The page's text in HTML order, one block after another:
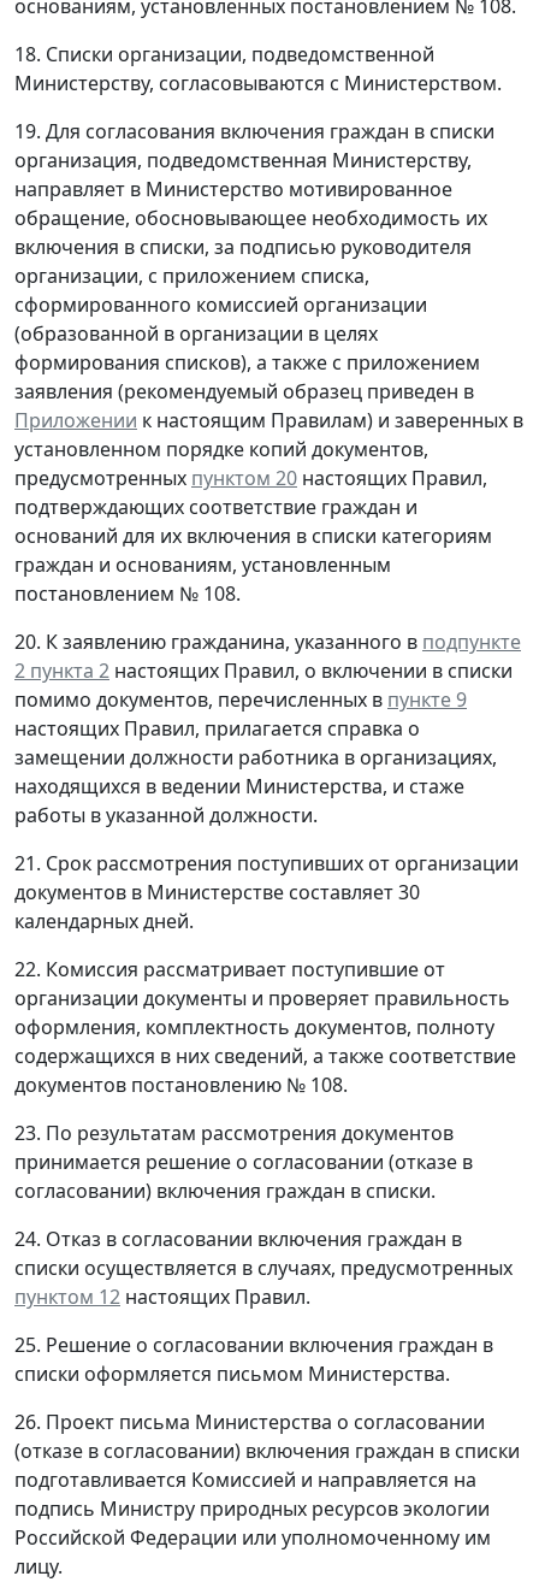
основаниям, установленных постановлением № 108.
18. Списки организации, подведомственной
Министерству, согласовываются с Министерством.
19. Для согласования включения граждан в списки
организация, подведомственная Министерству,
направляет в Министерство мотивированное
обращение, обосновывающее необходимость их
включения в списки, за подписью руководителя
организации, с приложением списка,
сформированного комиссией организации
(образованной в организации в целях
формирования списков), а также с приложением
заявления (рекомендуемый образец приведен в
Приложении к настоящим Правилам) и заверенных в
установленном порядке копий документов,
предусмотренных пунктом 20 настоящих Правил,
подтверждающих соответствие граждан и
оснований для их включения в списки категориям
граждан и основаниям, установленным
постановлением № 108.
20. К заявлению гражданина, указанного в подпункте
2 пункта 2 настоящих Правил, о включении в списки
помимо документов, перечисленных в пункте 9
настоящих Правил, прилагается справка о
замещении должности работника в организациях,
находящихся в ведении Министерства, и стаже
работы в указанной должности.
21. Срок рассмотрения поступивших от организации
документов в Министерстве составляет 30
календарных дней.
22. Комиссия рассматривает поступившие от
организации документы и проверяет правильность
оформления, комплектность документов, полноту
содержащихся в них сведений, а также соответствие
документов постановлению № 108.
23. По результатам рассмотрения документов
принимается решение о согласовании (отказе в
согласовании) включения граждан в списки.
24. Отказ в согласовании включения граждан в
списки осуществляется в случаях, предусмотренных
пунктом 12 настоящих Правил.
25. Решение о согласовании включения граждан в
списки оформляется письмом Министерства.
26. Проект письма Министерства о согласовании
(отказе в согласовании) включения граждан в списки
подготавливается Комиссией и направляется на
подпись Министру природных ресурсов экологии
Российской Федерации или уполномоченному им
лицу.